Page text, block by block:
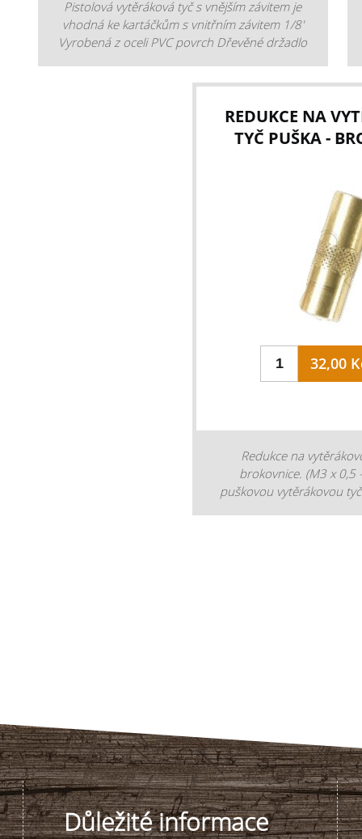
Pistolová vytěráková tyč s vnějším závitem je
vhodná ke kartáčkům s vnitřním závitem 1/8'
Vyrobená z oceli PVC povrch Dřevěné držadlo
REDUKCE NA
TYČ PUŠKA -
32,00
Redukce na
brokovnice. (M3 x 0,5
puškovou vytěrákovou
Důležité informace